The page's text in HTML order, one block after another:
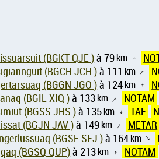
(BGKT QJE )à 79km ↑
(BGCH JCH )à 111 km ↑
(BGGN JGO )à 124km ↑
(BGIL XIQ )à 133km ↑
NOTAM
(BGSS JHS )à 135km ↑ TAF
(BGJN JAV )à 149km ↑ METAR
(BGSF SFJ )à 164km ↑
Héliport Saqqaq (BGSQ QUP)à 213km ↑
NOTAM